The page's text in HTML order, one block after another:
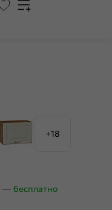
+18
— бесплатно